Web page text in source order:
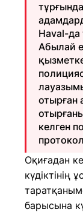
Haval-да
Абылай
отырған
келген
Оқиғадан
күдіктінің
барысына